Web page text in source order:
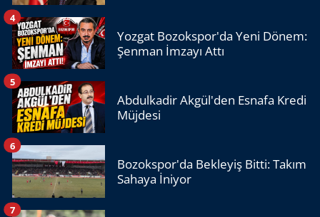
Yozgat Bozokspor'da Yeni Dönem:
Şenman İmzayı Attı
4
Abdulkadir Akgül'den Esnafa Kredi
Müjdesi
5
Bozokspor'da Bekleyiş Bitti: Takım
Sahaya İniyor
6
7